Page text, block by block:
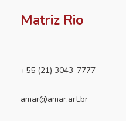
Matriz Rio
+55 (21) 3043-7777
amar@amar.art.br